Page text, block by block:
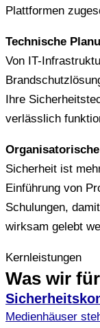
Plattformen
Technische
Von IT-
Ihre
verlässlich
Sicherheit ist
Einführung von
Schulungen,
wirksam gelebt
Kernleistungen
Was wir
Medienhäuser